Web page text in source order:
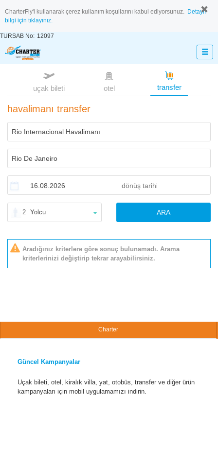
CharterFly'i kullanarak çerez kullanım koşullarını kabul ediyorsunuz. Detaylı
bilgi için tıklayınız.
TURSAB No: 12097
uçak bileti otel transfer
havalimanı transfer
2 Yolcu ARA
Aradığınız kriterlere göre sonuç bulunamadı. Arama
kriterlerinizi değiştirip tekrar arayabilirsiniz.
Charter
Güncel Kampanyalar
Uçak bileti, otel, kiralık villa, yat, otobüs, transfer ve diğer ürün
kampanyaları için mobil uygulamamızı indirin.